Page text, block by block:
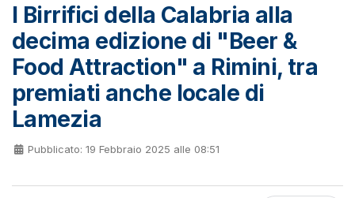
I Birrifici della Calabria alla
decima edizione di "Beer &
Food Attraction" a Rimini, tra
premiati anche locale di
Lamezia
Pubblicato: 19 Febbraio 2025 alle 08:51